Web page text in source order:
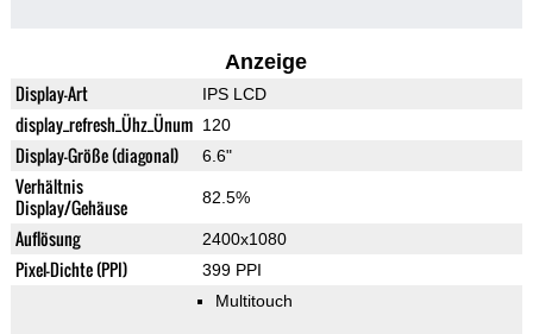
Anzeige
Display-Art IPS LCD
display_refresh_Ühz_Ünum 120
Display-Größe (diagonal) 6.6"
Verhältnis
Display/Gehäuse
82.5%
Auflösung 2400x1080
Pixel-Dichte (PPI) 399 PPI
Multitouch